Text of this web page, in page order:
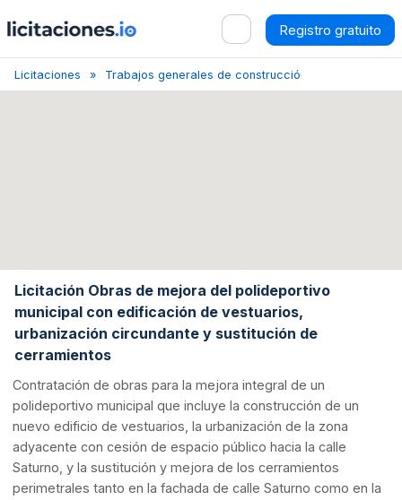
Registro gratuito
Licitaciones Trabajos generales de construcción de inmuebles y
Licitación Obras de mejora del polideportivo
municipal con edificación de vestuarios,
urbanización circundante y sustitución de
cerramientos
Contratación de obras para la mejora integral de un
polideportivo municipal que incluye la construcción de un
nuevo edificio de vestuarios, la urbanización de la zona
adyacente con cesión de espacio público hacia la calle
Saturno, y la sustitución y mejora de los cerramientos
perimetrales tanto en la fachada de calle Saturno como en la